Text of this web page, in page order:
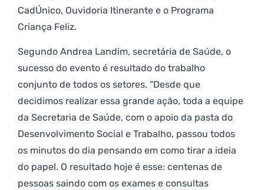
CadÚnico, Ouvidoria Itinerante e o Programa
Criança Feliz.
Segundo Andrea Landim, secretária de Saúde, o
sucesso do evento é resultado do trabalho
conjunto de todos os setores. “Desde que
decidimos realizar essa grande ação, toda a equipe
da Secretaria de Saúde, com o apoio da pasta do
Desenvolvimento Social e Trabalho, passou todos
os minutos do dia pensando em como tirar a ideia
do papel. O resultado hoje é esse: centenas de
pessoas saindo com os exames e consultas